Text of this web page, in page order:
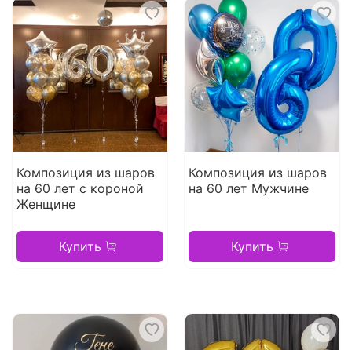
Композиция из шаров
на 60 лет с короной
Женщине
Купить
Композиция из шаров
на 60 лет Мужчине
Купить